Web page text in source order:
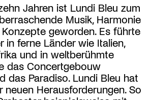
Jahren ist Lundi Bleu zum
Musik, Harmonie
geworden. Es führte
in ferne Länder wie Italien,
und in weltberühmte
das Concertgebouw
das Paradiso. Lundi Bleu hat
neuen Herausforderungen. So